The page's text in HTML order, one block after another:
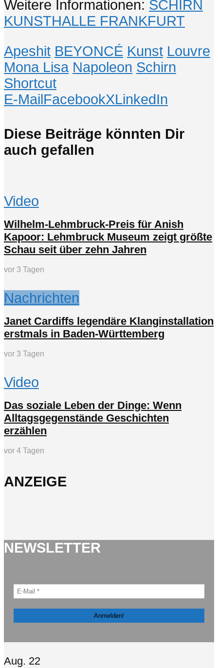
Weitere Informationen: SCHIRN
KUNSTHALLE FRANKFURT
Apeshit BEYONCÉ Kunst Louvre
Mona Lisa Napoleon Schirn
Shortcut
E-MailFacebookXLinkedIn
Diese Beiträge könnten Dir
auch gefallen
Video
Wilhelm-Lehmbruck-Preis für Anish
Kapoor: Lehmbruck Museum zeigt größte
Schau seit über zehn Jahren
vor 3 Tagen
Nachrichten
Janet Cardiffs legendäre Klanginstallation
erstmals in Baden-Württemberg
vor 3 Tagen
Video
Das soziale Leben der Dinge: Wenn
Alltagsgegenstände Geschichten
erzählen
vor 4 Tagen
ANZEIGE
NEWSLETTER
Aug. 22